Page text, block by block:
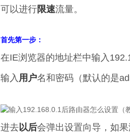
可以进行限速流量。
首先第一步：
在IE浏览器的地址栏中输入
输入 用户名和密码（默认的是
进去以后会弹出设置向导，如果